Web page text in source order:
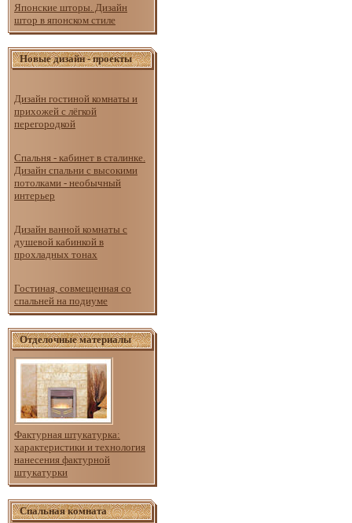
Японские шторы. Дизайн
штор в японском стиле
Новые дизайн - проекты
Дизайн гостиной комнаты и
прихожей с лёгкой
перегородкой
Спальня - кабинет в сталинке.
Дизайн спальни с высокими
потолками - необычный
интерьер
Дизайн ванной комнаты с
душевой кабинкой в
прохладных тонах
Гостиная, совмещенная со
спальней на подиуме
Отделочные материалы
Фактурная штукатурка:
характеристики и технология
нанесения фактурной
штукатурки
Спальная комната